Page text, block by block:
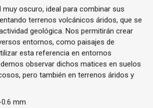
muy oscuro, ideal para combinar sus
terrenos volcánicos áridos, que se
geológica. Nos permitirán crear
entornos, como paisajes de
esta referencia en entornos
observar dichos matices en suelos
pero también en terrenos áridos y
mm